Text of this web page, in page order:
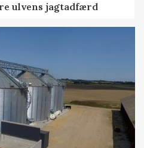
ulvens jagtadfærd